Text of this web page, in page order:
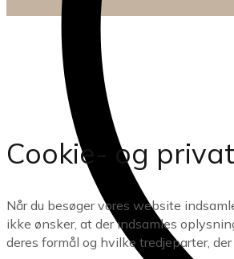
Cookie- og
Når du besøger vores website
ikke ønsker, at der indsamles
deres formål og hvilke tredjeparter,